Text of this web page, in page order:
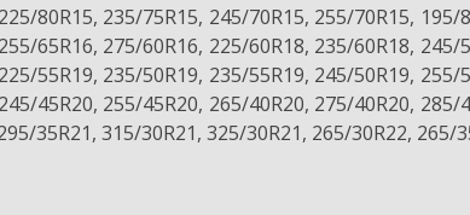
80R15, 235/75R15, 245/70R15, 255/70R15,
65R16, 275/60R16, 225/60R18, 235/60R18,
55R19, 235/50R19, 235/55R19, 245/50R19,
45R20, 255/45R20, 265/40R20, 275/40R20,
35R21, 315/30R21, 325/30R21, 265/30R22, 265/